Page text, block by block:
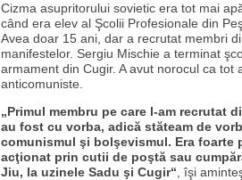
Cizma asupritorului sovietic era tot mai
când era elev al Şcolii Profesionale din
Avea doar 15 ani, dar a recrutat membri
manifestelor. Sergiu Mischie a terminat
armament din Cugir. A avut norocul ca
anticomuniste.
„Primul membru pe care l-am recrutat
au fost cu vorba, adică stăteam de
comunismul şi bolşevismul. Era foarte
acţionat prin cutii de poştă sau
Jiu, la uzinele Sadu şi Cugir“ , îşi